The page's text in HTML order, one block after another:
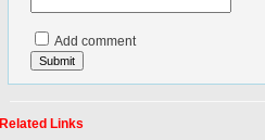
Add comment
Related Links